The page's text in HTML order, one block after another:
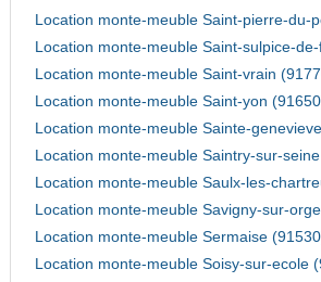
Location monte-meuble Saint-pierre-du-
Location monte-meuble Saint-sulpice-
Location monte-meuble Saint-vrain
Location monte-meuble Saint-yon
Location monte-meuble Sainte-
Location monte-meuble Saintry-sur-
Location monte-meuble Saulx-les-
Location monte-meuble Savigny-sur-
Location monte-meuble Sermaise
Location monte-meuble Soisy-sur-ecole